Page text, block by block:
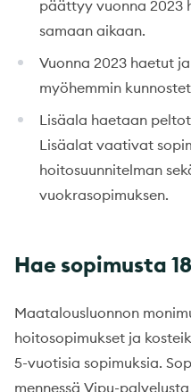
päättyy vuonna 2023
samaan aikaan.
Vuonna 2023 haetut
myöhemmin
Lisäala haetaan
Lisäalat vaativat
hoitosuunnitelman
vuokrasopimuksen.
Hae sopimusta
Maatalousluonnon
hoitosopimukset ja
5-vuotisia sopimuksia.
mennessä Vipu-